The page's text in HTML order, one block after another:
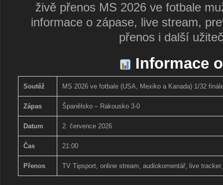
živě přenos MS 2026 ve fotbale
informace o zápase, live stream,
přenos i další
Informace
Soutěž MS 2026 ve fotbale (USA, Mexiko a Kanada) 1/32
Zápas Španělsko – Rakousko 3-0
Datum 2. července 2026
Čas 21:00
Přenos TV Tipsport, online stream, audiokomentář, live